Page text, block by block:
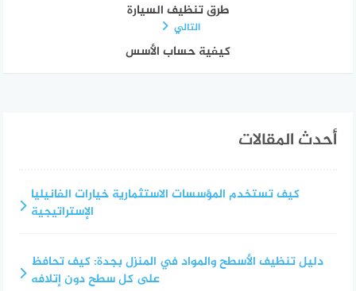
طرق تنظيف السيارة
التالي
كيفية حساب الأسس
أحدث المقالات
كيف تستخدم المؤسسات الاستثمارية خيارات الفانيليا
الإستراتيجية
دليل تنظيف الأسطح والمواد في المنزل بجدة: كيف تحافظ
على كل سطح دون إتلافه